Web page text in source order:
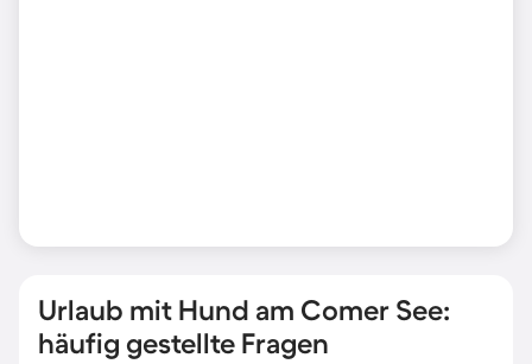
Urlaub mit Hund am Comer See:
häufig gestellte Fragen